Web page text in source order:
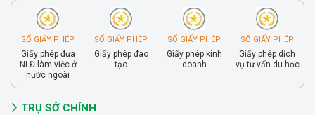
SỐ GIẤY PHÉP
Giấy phép đưa
NLĐ làm việc ở
nước ngoài
SỐ GIẤY PHÉP
Giấy phép đào
tạo
SỐ GIẤY PHÉP
Giấy phép kinh
doanh
SỐ GIẤY PHÉP
Giấy phép dịch
vụ tư vấn du học
TRỤ SỞ CHÍNH